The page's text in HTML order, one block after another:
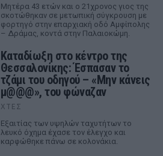
Μητέρα 43 ετών και ο 21χρονος γιος της
σκοτώθηκαν σε μετωπική σύγκρουση με
φορτηγό στην επαρχιακή οδό Αμφίπολης
– Δράμας, κοντά στην Παλαιοκώμη.
Καταδίωξη στο κέντρο της
Θεσσαλονίκης: Έσπασαν το
τζάμι του οδηγού – «Μην κάνεις
μ@@@», του φώναζαν
ΧΤΕΣ
Εξαιτίας των υψηλών ταχυτήτων το
λευκό όχημα έχασε τον έλεγχο και
καρφώθηκε πάνω σε κολονάκια.